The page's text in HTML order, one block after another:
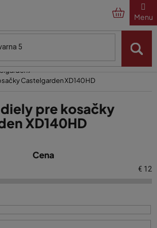
Castelgarden XD140HD
pre kosačky
XD140HD
Cena
€ 12